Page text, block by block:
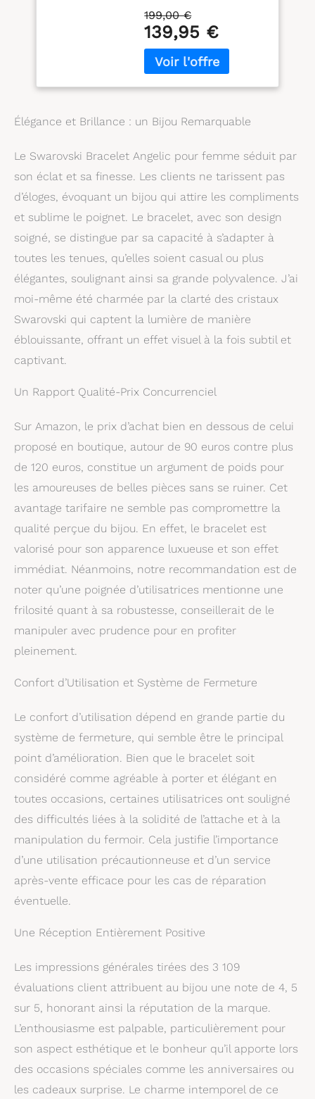
métal rhodié présente
des maillons
individuels, chacun serti
d’un cristal central
élégant et lumineux qui
associé à des pièces
assorties de la même
complet et harmonieux
199,00 €
139,95 €
Élégance et Brillance : un Bijou Remarquable
Le Swarovski Bracelet Angelic pour femme séduit par
son éclat et sa finesse. Les clients ne tarissent pas
d’éloges, évoquant un bijou qui attire les compliments
et sublime le poignet. Le bracelet, avec son design
soigné, se distingue par sa capacité à s’adapter à
toutes les tenues, qu’elles soient casual ou plus
élégantes, soulignant ainsi sa grande polyvalence. J’ai
moi-même été charmée par la clarté des cristaux
Swarovski qui captent la lumière de manière
éblouissante, offrant un effet visuel à la fois subtil et
captivant.
Un Rapport Qualité-Prix Concurrenciel
Sur Amazon, le prix d’achat bien en dessous de celui
proposé en boutique, autour de 90 euros contre plus
de 120 euros, constitue un argument de poids pour
les amoureuses de belles pièces sans se ruiner. Cet
avantage tarifaire ne semble pas compromettre la
qualité perçue du bijou. En effet, le bracelet est
valorisé pour son apparence luxueuse et son effet
immédiat. Néanmoins, notre recommandation est de
noter qu’une poignée d’utilisatrices mentionne une
frilosité quant à sa robustesse, conseillerait de le
manipuler avec prudence pour en profiter
pleinement.
Confort d’Utilisation et Système de Fermeture
Le confort d’utilisation dépend en grande partie du
système de fermeture, qui semble être le principal
point d’amélioration. Bien que le bracelet soit
considéré comme agréable à porter et élégant en
toutes occasions, certaines utilisatrices ont souligné
des difficultés liées à la solidité de l’attache et à la
manipulation du fermoir. Cela justifie l’importance
d’une utilisation précautionneuse et d’un service
après-vente efficace pour les cas de réparation
éventuelle.
Une Réception Entièrement Positive
Les impressions générales tirées des 3 109
évaluations client attribuent au bijou une note de 4, 5
sur 5, honorant ainsi la réputation de la marque.
L’enthousiasme est palpable, particulièrement pour
son aspect esthétique et le bonheur qu’il apporte lors
des occasions spéciales comme les anniversaires ou
les cadeaux surprise. Le charme intemporel de ce